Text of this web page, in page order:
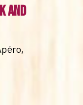
and